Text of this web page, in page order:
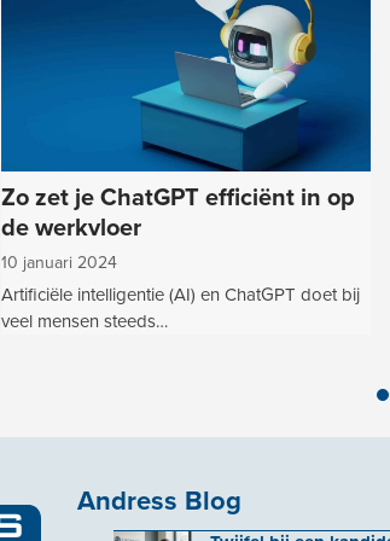
Zo zet je ChatGPT efficiënt in op
de werkvloer
10 januari 2024
Artificiële intelligentie (AI) en ChatGPT doet bij
veel mensen steeds…
Andress Blog